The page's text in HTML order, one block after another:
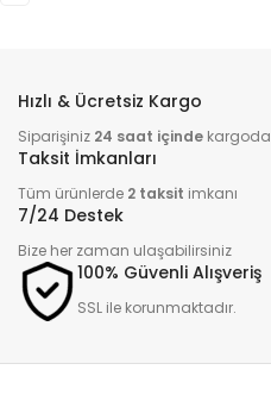
Hızlı & Ücretsiz Kargo
Siparişiniz 24 saat içinde kargoda
Taksit İmkanları
Tüm ürünlerde 2 taksit imkanı
7/24 Destek
Bize her zaman ulaşabilirsiniz
100% Güvenli Alışveriş
SSL ile korunmaktadır.